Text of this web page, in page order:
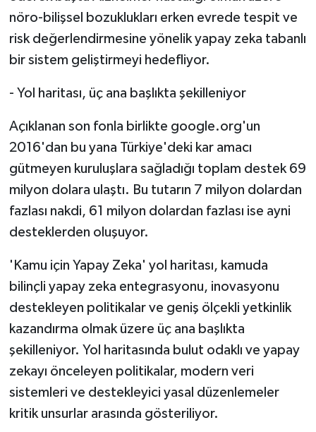
nöro-bilişsel bozuklukları erken evrede tespit ve
risk değerlendirmesine yönelik yapay zeka tabanlı
bir sistem geliştirmeyi hedefliyor.
- Yol haritası, üç ana başlıkta şekilleniyor
Açıklanan son fonla birlikte google.org'un
2016'dan bu yana Türkiye'deki kar amacı
gütmeyen kuruluşlara sağladığı toplam destek 69
milyon dolara ulaştı. Bu tutarın 7 milyon dolardan
fazlası nakdi, 61 milyon dolardan fazlası ise ayni
desteklerden oluşuyor.
'Kamu için Yapay Zeka' yol haritası, kamuda
bilinçli yapay zeka entegrasyonu, inovasyonu
destekleyen politikalar ve geniş ölçekli yetkinlik
kazandırma olmak üzere üç ana başlıkta
şekilleniyor. Yol haritasında bulut odaklı ve yapay
zekayı önceleyen politikalar, modern veri
sistemleri ve destekleyici yasal düzenlemeler
kritik unsurlar arasında gösteriliyor.